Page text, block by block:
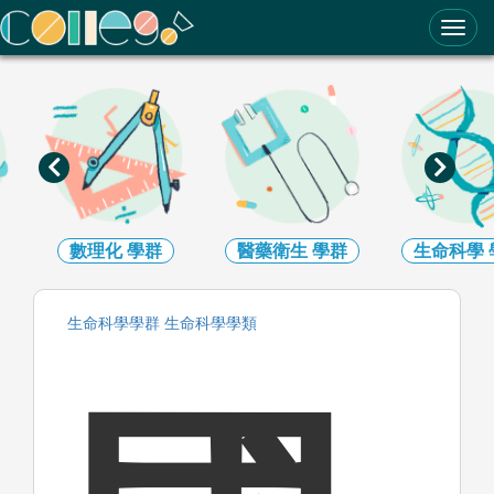
ColleGo! 大學選才與高中育才輔助系統
數理化學群 醫藥衛生 學群 生命科學
生命科學學群 生命科學學類